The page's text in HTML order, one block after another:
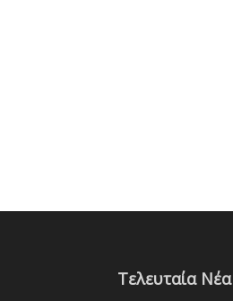
Τελευταία Νέα